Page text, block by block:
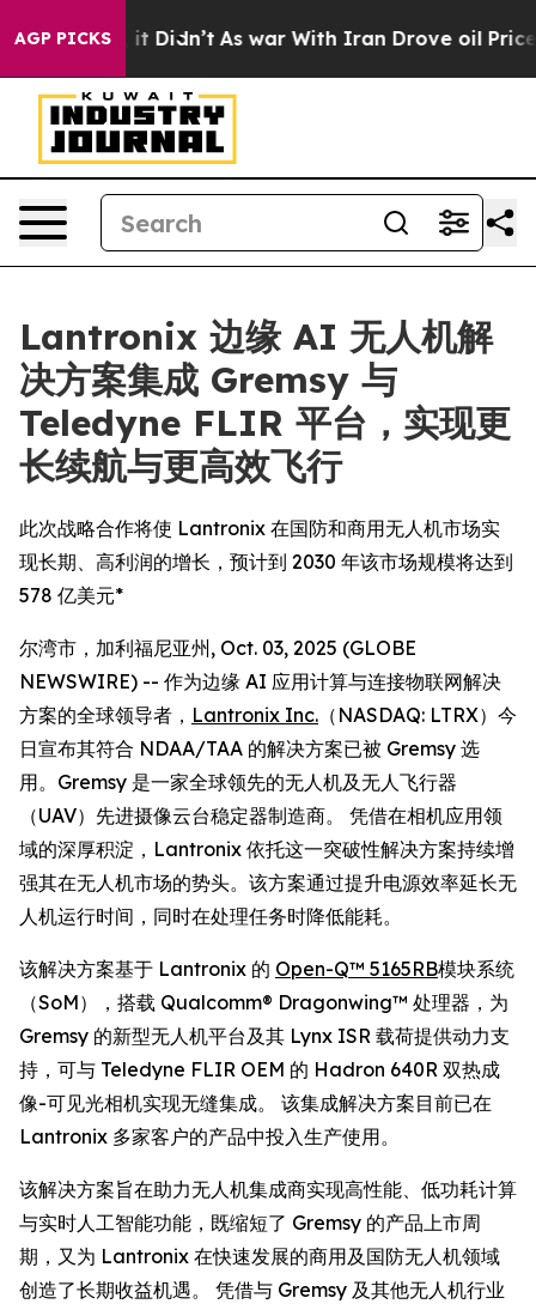
AGP PICKS
it Didn’t As war With Iran Drove oil Prices
Lantronix 边缘 AI 无人机解
决方案集成 Gremsy 与
Teledyne FLIR 平台，实现更
长续航与更高效飞行
此次战略合作将使 Lantronix 在国防和商用无人机市场实
现长期、高利润的增长，预计到 2030 年该市场规模将达到
578 亿美元*
尔湾市，加利福尼亚州, Oct. 03, 2025 (GLOBE
NEWSWIRE) -- 作为边缘 AI 应用计算与连接物联网解决
方案的全球领导者， Lantronix Inc. （NASDAQ: LTRX）今
日宣布其符合 NDAA/TAA 的解决方案已被 Gremsy 选
用。Gremsy 是一家全球领先的无人机及无人飞行器
（UAV）先进摄像云台稳定器制造商。 凭借在相机应用领
域的深厚积淀，Lantronix 依托这一突破性解决方案持续增
强其在无人机市场的势头。该方案通过提升电源效率延长无
人机运行时间，同时在处理任务时降低能耗。
该解决方案基于 Lantronix 的 Open-Q™ 5165RB模块系统
（SoM），搭载 Qualcomm® Dragonwing™ 处理器，为
Gremsy 的新型无人机平台及其 Lynx ISR 载荷提供动力支
持，可与 Teledyne FLIR OEM 的 Hadron 640R 双热成
像-可见光相机实现无缝集成。 该集成解决方案目前已在
Lantronix 多家客户的产品中投入生产使用。
该解决方案旨在助力无人机集成商实现高性能、低功耗计算
与实时人工智能功能，既缩短了 Gremsy 的产品上市周
期，又为 Lantronix 在快速发展的商用及国防无人机领域
创造了长期收益机遇。 凭借与 Gremsy 及其他无人机行业